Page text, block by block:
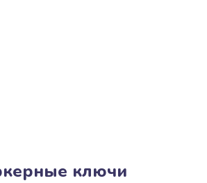
ключи